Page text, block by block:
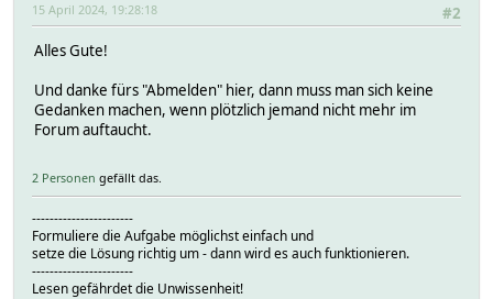
#2
15 April 2024, 19:28:18
Alles Gute!
Und danke fürs "Abmelden" hier, dann muss man sich keine
Gedanken machen, wenn plötzlich jemand nicht mehr im
Forum auftaucht.
2 Personen gefällt das.
-----------------------
Formuliere die Aufgabe möglichst einfach und
setze die Lösung richtig um - dann wird es auch funktionieren.
-----------------------
Lesen gefährdet die Unwissenheit!